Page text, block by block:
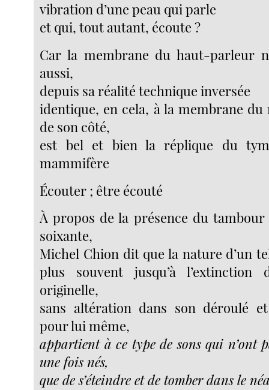
vibration d’une peau qui parle
et qui, tout autant, écoute ?
Car la membrane du haut-parleur
aussi,
depuis sa réalité technique inversée
identique, en cela, à la membrane
de son côté,
est bel et bien la réplique du
mammifère
Écouter ; être écouté
À propos de la présence du
soixante,
Michel Chion dit que la nature d’un
plus souvent jusqu’à l’extinction
originelle,
sans altération dans son déroulé
pour lui même,
appartient à ce type de sons qui n’ont
une fois nés,
que de s’éteindre et de tomber dans le